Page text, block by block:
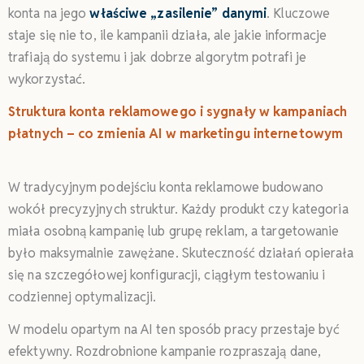
konta na jegowłaściwe „zasilenie” danymi. Kluczowe
staje się nie to, ile kampanii działa, ale jakie informacje
trafiają do systemu i jak dobrze algorytm potrafi je
wykorzystać.
Struktura konta reklamowego i sygnały w kampaniach
płatnych – co zmienia AI w marketingu internetowym
W tradycyjnym podejściu konta reklamowe budowano
wokół precyzyjnych struktur. Każdy produkt czy kategoria
miała osobną kampanię lub grupę reklam, a targetowanie
było maksymalnie zawężane. Skuteczność działań opierała
się na szczegółowej konfiguracji, ciągłym testowaniu i
codziennej optymalizacji.
W modelu opartym na AI ten sposób pracy przestaje być
efektywny. Rozdrobnione kampanie rozpraszają dane,